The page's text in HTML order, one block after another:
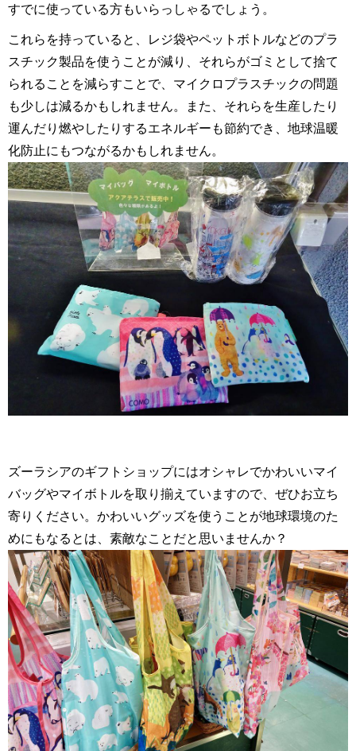
すでに使っている方もいらっしゃるでしょう。
これらを持っていると、レジ袋やペットボトルなどのプラ
スチック製品を使うことが減り、それらがゴミとして捨て
られることを減らすことで、マイクロプラスチックの問題
も少しは減るかもしれません。また、それらを生産したり
運んだり燃やしたりするエネルギーも節約でき、地球温暖
化防止にもつながるかもしれません。
ズーラシアのギフトショップにはオシャレでかわいいマイ
バッグやマイボトルを取り揃えていますので、ぜひお立ち
寄りください。かわいいグッズを使うことが地球環境のた
めにもなるとは、素敵なことだと思いませんか？